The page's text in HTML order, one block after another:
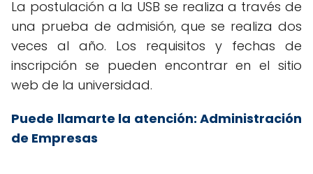
La postulación a la USB se realiza a través de
una prueba de admisión, que se realiza dos
veces al año. Los requisitos y fechas de
inscripción se pueden encontrar en el sitio
web de la universidad.
Puede llamarte la atención: Administración
de Empresas